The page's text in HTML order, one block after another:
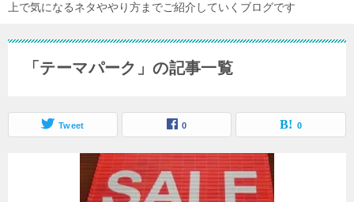
上で気になるネタややり方までご紹介していくブログです
「テーマパーク」の記事一覧
Tweet 0 0